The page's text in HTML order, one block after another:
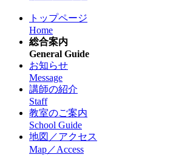
トップページ
Home
総合案内
General Guide
お知らせ
Message
講師の紹介
Staff
教室のご案内
School Guide
地図／アクセス
Map／Access